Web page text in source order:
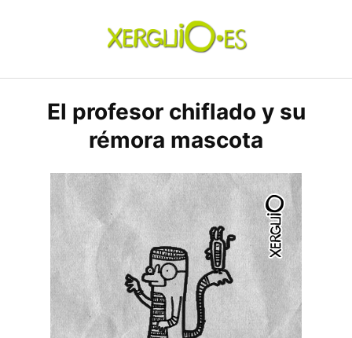
xerguio.ES | ilustración
El profesor chiflado y su
rémora mascota